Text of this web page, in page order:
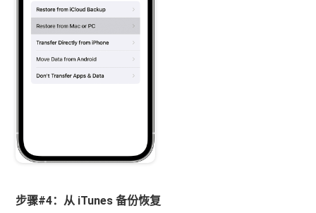
步骤#4：从 iTunes 备份恢复